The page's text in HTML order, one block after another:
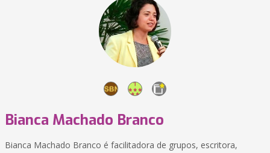
Bianca Machado Branco
Bianca Machado Branco é facilitadora de grupos, escritora,